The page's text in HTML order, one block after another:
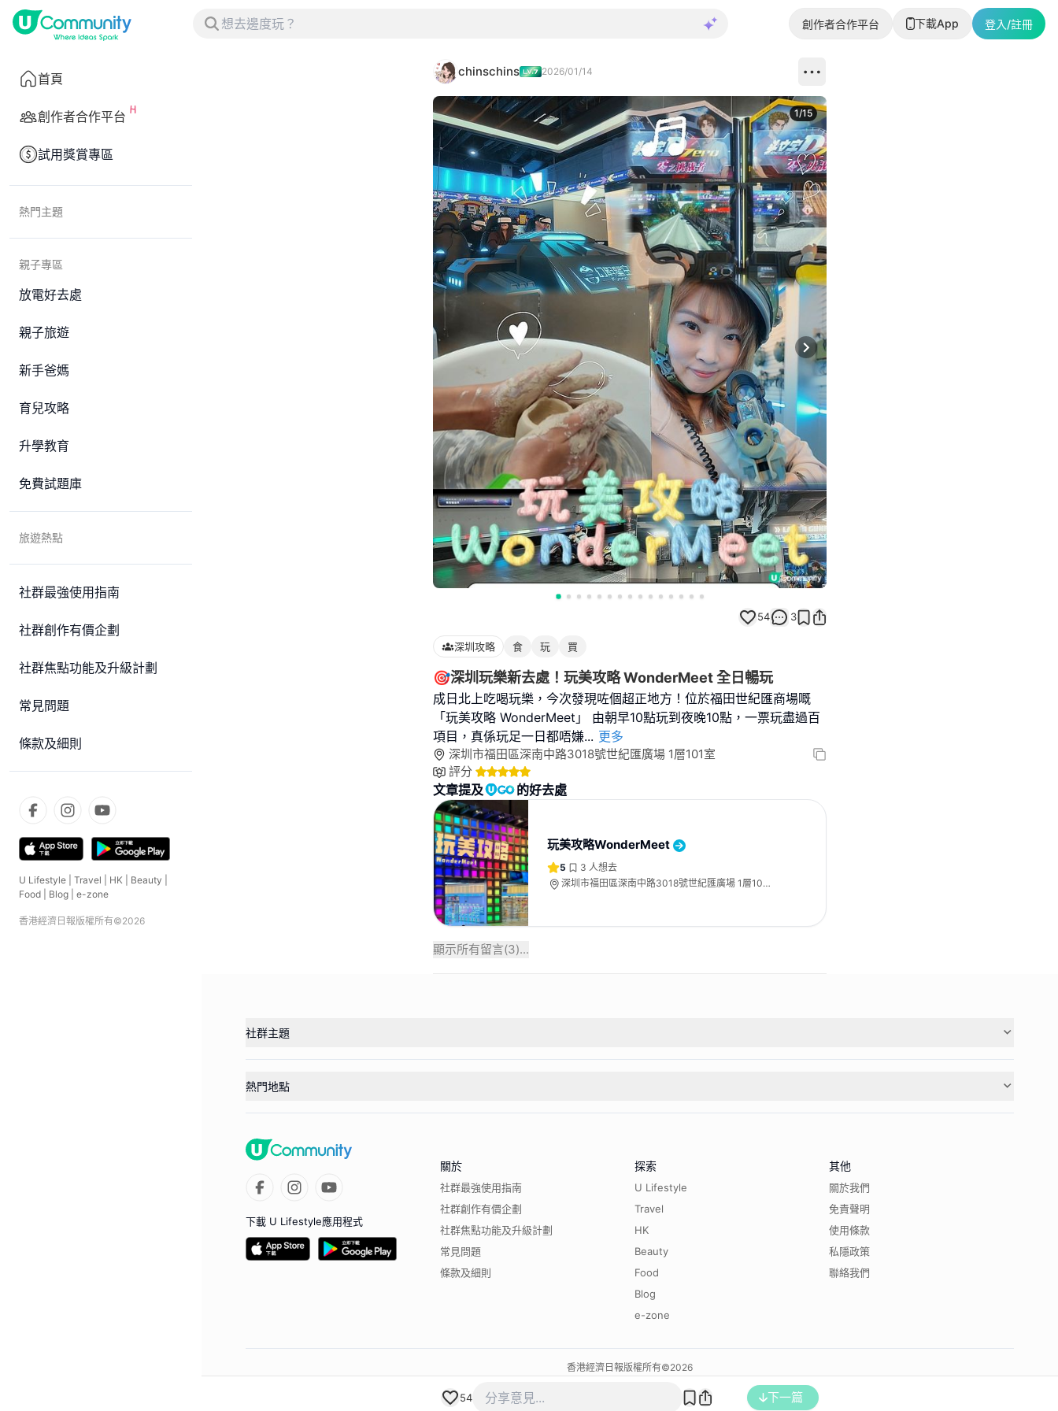
創作者合作平台 下載App 登入/註冊
首頁
創作者合作平台
試用獎賞專區
熱門主題
親子專區
放電好去處
親子旅遊
新手爸媽
育兒攻略
升學教育
免費試題庫
旅遊熱點
社群最強使用指南
社群創作有價企劃
社群焦點功能及升級計劃
常見問題
條款及細則
U Lifestyle Travel HK Beauty
Food
Blog e-zone
香港經濟日報版權所有©2026
chinschins 2026/01/14
Next slide
1/15
54 3
深圳攻略 食 玩 買
🎯深圳玩樂新去處！玩美攻略 WonderMeet 全日暢玩
成日北上吃喝玩樂，今次發現咗個超正地方！位於福田世紀匯商場嘅
「玩美攻略 WonderMeet」 由朝早10點玩到夜晚10點，一票玩盡過百
項目，真係玩足一日都唔嫌... 更多
深圳市福田區深南中路3018號世紀匯廣場 1層101室
評分
文章提及 的好去處
玩美攻略WonderMeet
5 3 人想去
深圳市福田區深南中路3018號世紀匯廣場 1層101
顯示所有留言(3)...
54 下一篇
社群主題
熱門地點
下載 U Lifestyle應用程式
關於
社群最強使用指南
社群創作有價企劃
社群焦點功能及升級計劃
常見問題
條款及細則
探索
U Lifestyle
Travel
HK
Beauty
Food
Blog
e-zone
其他
關於我們
免責聲明
使用條款
私隱政策
聯絡我們
香港經濟日報版權所有©2026